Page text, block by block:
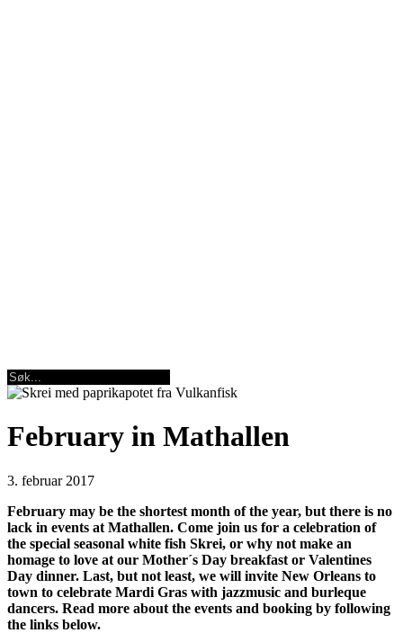
February in Mathallen
3. februar 2017
February may be the shortest month of the year, but there is no
lack in events at Mathallen. Come join us for a celebration of
the special seasonal white fish Skrei, or why not make an
homage to love at our Mother´s Day breakfast or Valentines
Day dinner. Last, but not least, we will invite New Orleans to
town to celebrate Mardi Gras with jazzmusic and burleque
dancers. Read more about the events and booking by following
the links below.